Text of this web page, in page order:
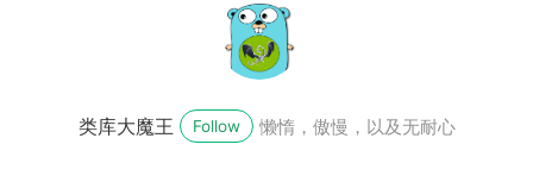
类库大魔王 Follow 懒惰，傲慢，以及无耐心